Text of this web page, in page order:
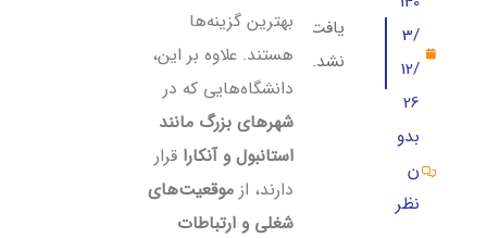
3/
12/
26
بدو
ن
نظر
یافت
نشد.
بهترین گزینه‌ها
هستند. علاوه بر این،
دانشگاه‌هایی که در
شهرهای بزرگ مانند
استانبول و آنکارا قرار
دارند، از موقعیت‌های
شغلی و ارتباطات